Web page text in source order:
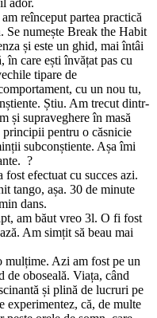
reînceput partea practică
Se numește Break the Habit
și este un ghid, mai întâi
în care ești învățat pas cu
tipare de
cu un nou tu,
Știu. Am trecut dintr-
și supraveghere în masă
pentru o căsnicie
subconștiente. Așa îmi
?
efectuat cu succes azi.
tango, așa. 30 de minute
dans.
am băut vreo 3l. O fi fost
Am simțit să beau mai
mulțime. Azi am fost pe un
de oboseală. Viața, când
și plină de lucruri pe
experimentez, că, de multe